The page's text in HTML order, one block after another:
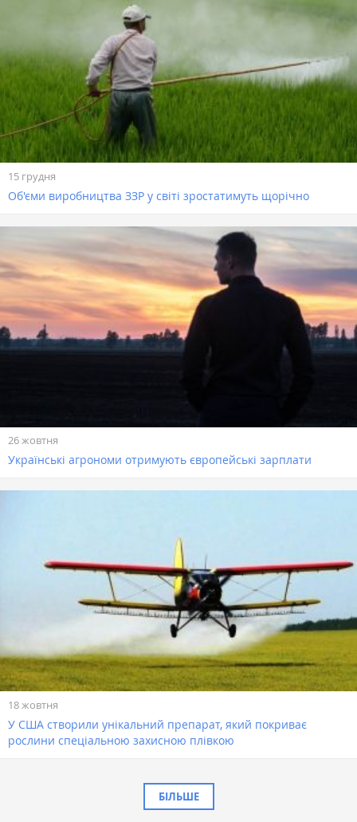
15 грудня
Об'єми виробництва ЗЗР у світі зростатимуть щорічно
26 жовтня
Українські агрономи отримують європейські зарплати
18 жовтня
У США створили унікальний препарат, який покриває
рослини спеціальною захисною плівкою
БІЛЬШЕ